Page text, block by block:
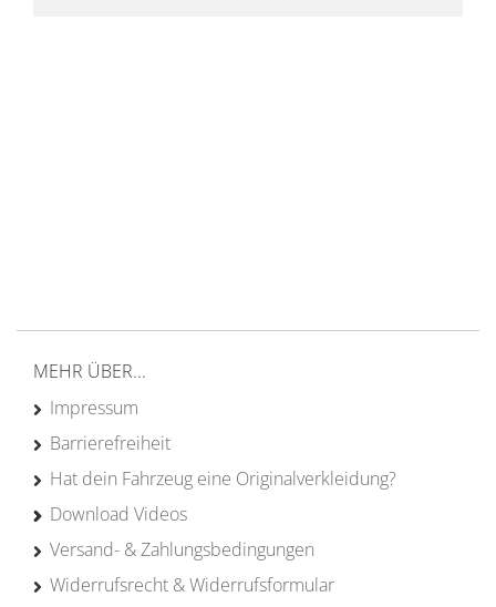
MEHR ÜBER...
Impressum
Barrierefreiheit
Hat dein Fahrzeug eine Originalverkleidung?
Download Videos
Versand- & Zahlungsbedingungen
Widerrufsrecht & Widerrufsformular